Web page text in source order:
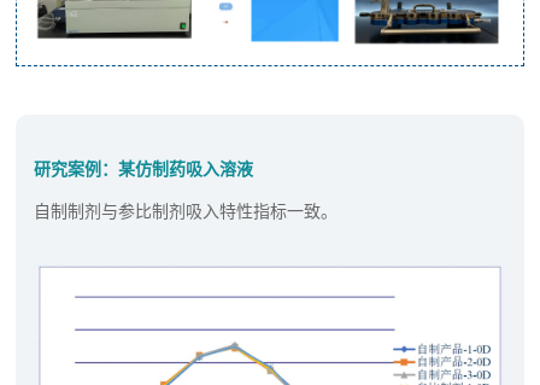
研究案例：某仿制药吸入溶液
自制制剂与参比制剂吸入特性指标一致。